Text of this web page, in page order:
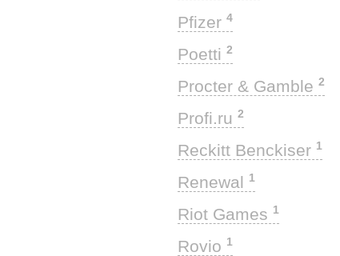
Pfizer 4
Poetti 2
Procter & Gamble 2
Profi.ru 2
Reckitt Benckiser 1
Renewal 1
Riot Games 1
Rovio 1